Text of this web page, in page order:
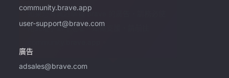
community.brave.app
user-support@brave.com
廣告
adsales@brave.com
如果您有興趣購買 Brave 的廣告，請務必使
用此電子郵件地址。如需支援，請前往